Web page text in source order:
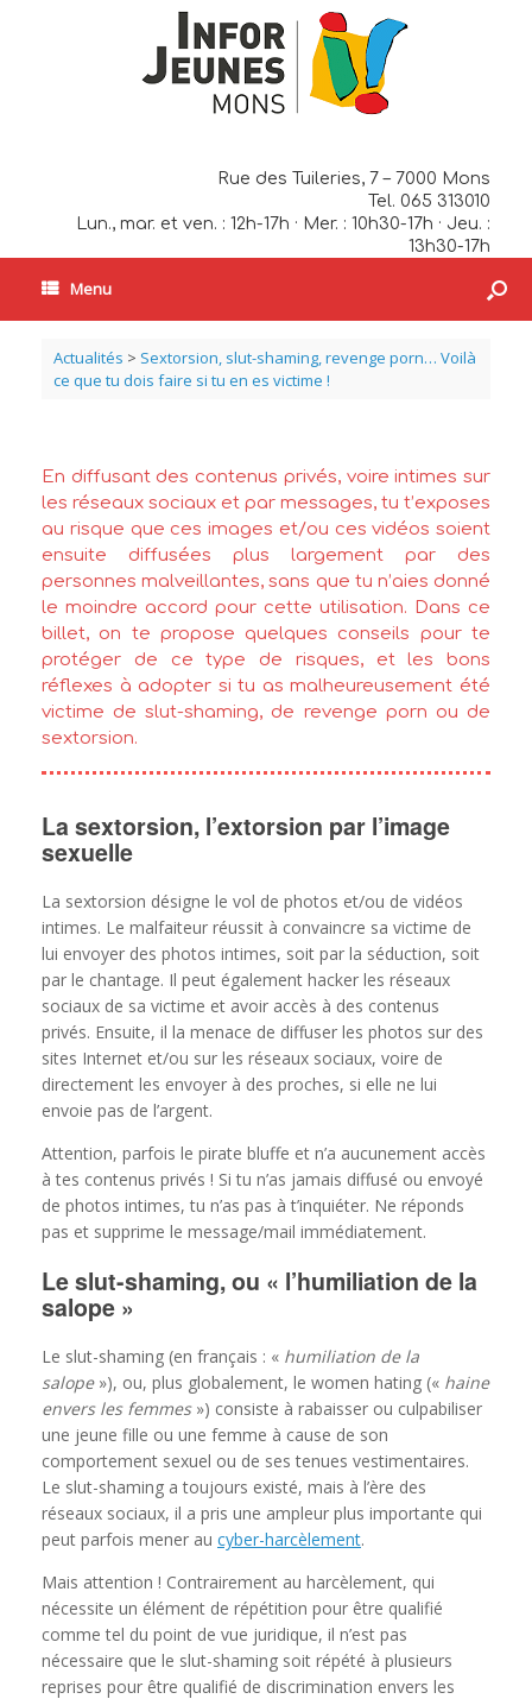
Rue des Tuileries, 7 – 7000 Mons
Tel. 065 313010
Lun., mar. et ven. : 12h-17h · Mer. : 10h30-17h · Jeu. :
13h30-17h
Menu
Actualités > Sextorsion, slut-shaming, revenge porn… Voilà
ce que tu dois faire si tu en es victime !
En diffusant des contenus privés, voire intimes sur
les réseaux sociaux et par messages, tu t’exposes
au risque que ces images et/ou ces vidéos soient
ensuite diffusées plus largement par des
personnes malveillantes, sans que tu n’aies donné
le moindre accord pour cette utilisation. Dans ce
billet, on te propose quelques conseils pour te
protéger de ce type de risques, et les bons
réflexes à adopter si tu as malheureusement été
victime de slut-shaming, de revenge porn ou de
sextorsion.
La sextorsion, l’extorsion par l’image
sexuelle
La sextorsion désigne le vol de photos et/ou de vidéos
intimes. Le malfaiteur réussit à convaincre sa victime de
lui envoyer des photos intimes, soit par la séduction, soit
par le chantage. Il peut également hacker les réseaux
sociaux de sa victime et avoir accès à des contenus
privés. Ensuite, il la menace de diffuser les photos sur des
sites Internet et/ou sur les réseaux sociaux, voire de
directement les envoyer à des proches, si elle ne lui
envoie pas de l’argent.
Attention, parfois le pirate bluffe et n’a aucunement accès
à tes contenus privés ! Si tu n’as jamais diffusé ou envoyé
de photos intimes, tu n’as pas à t’inquiéter. Ne réponds
pas et supprime le message/mail immédiatement.
Le slut-shaming, ou « l’humiliation de la
salope »
Le slut-shaming (en français : « humiliation de la
salope»), ou, plus globalement, le women hating (« haine
envers les femmes») consiste à rabaisser ou culpabiliser
une jeune fille ou une femme à cause de son
comportement sexuel ou de ses tenues vestimentaires.
Le slut-shaming a toujours existé, mais à l’ère des
réseaux sociaux, il a pris une ampleur plus importante qui
peut parfois mener au cyber-harcèlement.
Mais attention ! Contrairement au harcèlement, qui
nécessite un élément de répétition pour être qualifié
comme tel du point de vue juridique, il n’est pas
nécessaire que le slut-shaming soit répété à plusieurs
reprises pour être qualifié de discrimination envers les